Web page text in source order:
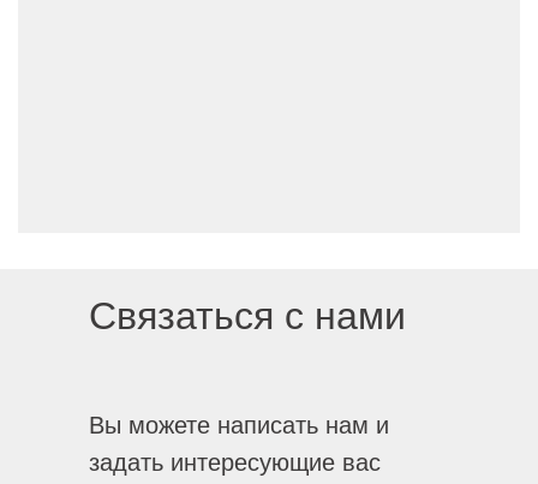
Связаться с нами
Вы можете написать нам и
задать интересующие вас